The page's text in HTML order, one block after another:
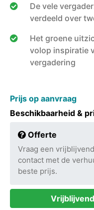
De vele
verdeeld over
Het groene
volop inspiratie
vergadering
Prijs op aanvraag
Beschikbaarheid &
Offerte
Vraag een
contact met de
beste prijs.